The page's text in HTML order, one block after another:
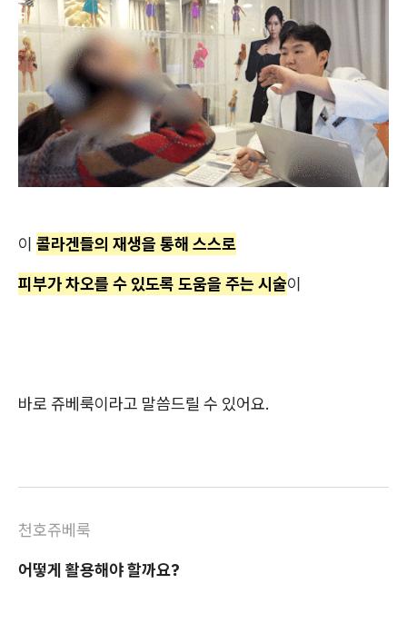
이 콜라겐들의 재생을 통해 스스로
피부가 차오를 수 있도록 도움을 주는 시술이
바로 쥬베룩이라고 말씀드릴 수 있어요.
천호쥬베룩
어떻게 활용해야 할까요?